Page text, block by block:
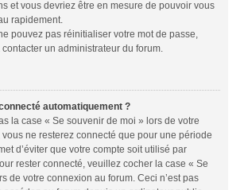
et vous devriez être en mesure de pouvoir vous
rapidement.
pouvez pas réinitialiser votre mot de passe,
un administrateur du forum.
automatiquement ?
la case « Se souvenir de moi » lors de votre
ne resterez connecté que pour une période
d’éviter que votre compte soit utilisé par
rester connecté, veuillez cocher la case « Se
de votre connexion au forum. Ceci n’est pas